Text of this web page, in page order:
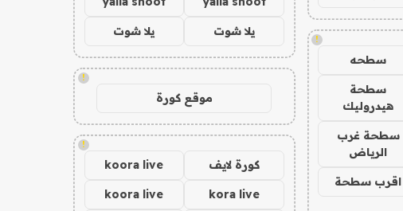
!
سطحه
سطحة
هيدروليك
سطحة غرب
الرياض
اقرب سطحة
يلا شوت يلا شوت
!
موقع كورة
!
كورة لايف koora live
kora live
koora live